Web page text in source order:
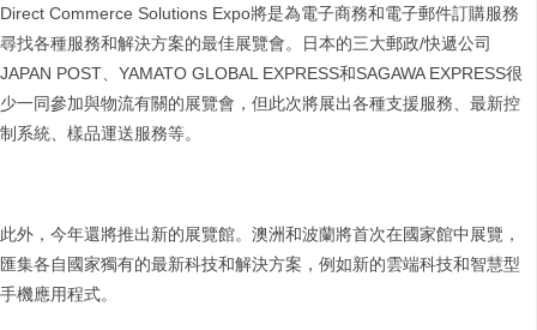
Direct Commerce Solutions Expo將是為電子商務和電子郵件訂購服務
尋找各種服務和解決方案的最佳展覽會。日本的三大郵政/快遞公司
JAPAN POST、YAMATO GLOBAL EXPRESS和SAGAWA EXPRESS很
少一同參加與物流有關的展覽會，但此次將展出各種支援服務、最新控
制系統、樣品運送服務等。
此外，今年還將推出新的展覽館。澳洲和波蘭將首次在國家館中展覽，
匯集各自國家獨有的最新科技和解決方案，例如新的雲端科技和智慧型
手機應用程式。